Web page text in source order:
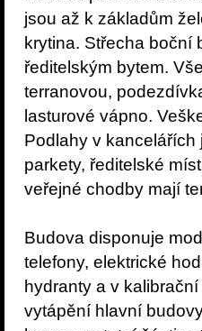
jsou až k základům
krytina. Střecha
ředitelským bytem.
terranovou,
lasturové vápno.
Podlahy v
parkety, ředitelské
veřejné chodby mají
Budova disponuje
telefony, elektrické
hydranty a v
vytápění hlavní